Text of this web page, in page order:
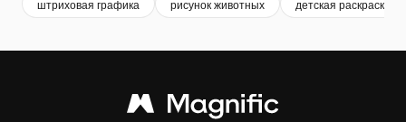
штриховая графика рисунок животных детская раскраска